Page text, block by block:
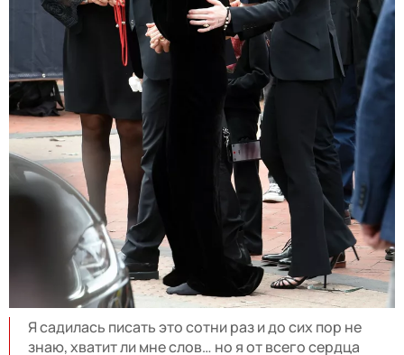
Я садилась писать это сотни раз и до сих пор не
знаю, хватит ли мне слов… но я от всего сердца